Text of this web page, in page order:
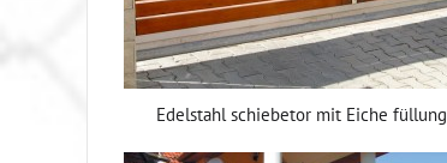
Edelstahl schiebetor mit Eiche füllung